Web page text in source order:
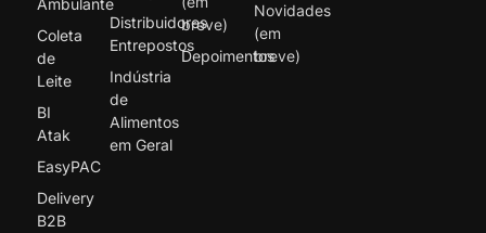
Ambulante
Coleta
de
Leite
BI
Atak
EasyPAC
Delivery
B2B
Distribuidores
Entrepostos
Indústria
de
Alimentos
em Geral
breve)
Depoimentos
Novidades
(em
breve)